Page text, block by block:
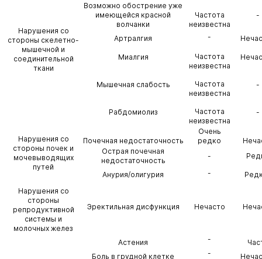
Нарушения со
стороны скелетно-
мышечной и
соединительной
ткани
Возможно обострение уже
имеющейся красной
волчанки
Частота
неизвестна
-
Артралгия -
Миалгия
Частота
неизвестна
Мышечная слабость
Частота
неизвестна
-
Рабдомиолиз
Частота
неизвестна
-
Нарушения со
стороны почек и
мочевыводящих
путей
Почечная недостаточность
Очень
редко
Острая почечная
недостаточность
-
Анурия/олигурия -
Нарушения со
стороны
репродуктивной
системы и
молочных желез
Эректильная дисфункция Нечасто
Астения -
Боль в грудной клетке
-